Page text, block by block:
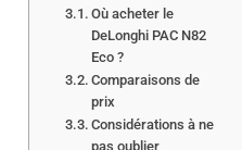
Où acheter le
DeLonghi PAC N82
Eco ?
Comparaisons de
prix
Considérations à ne
pas oublier